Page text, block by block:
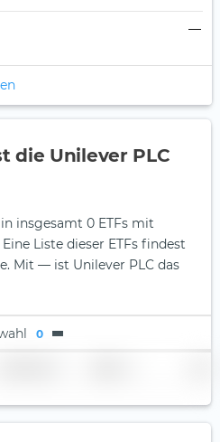
—
die Unilever PLC
insgesamt 0 ETFs mit
Liste dieser ETFs findest
Mit — ist Unilever PLC das
0